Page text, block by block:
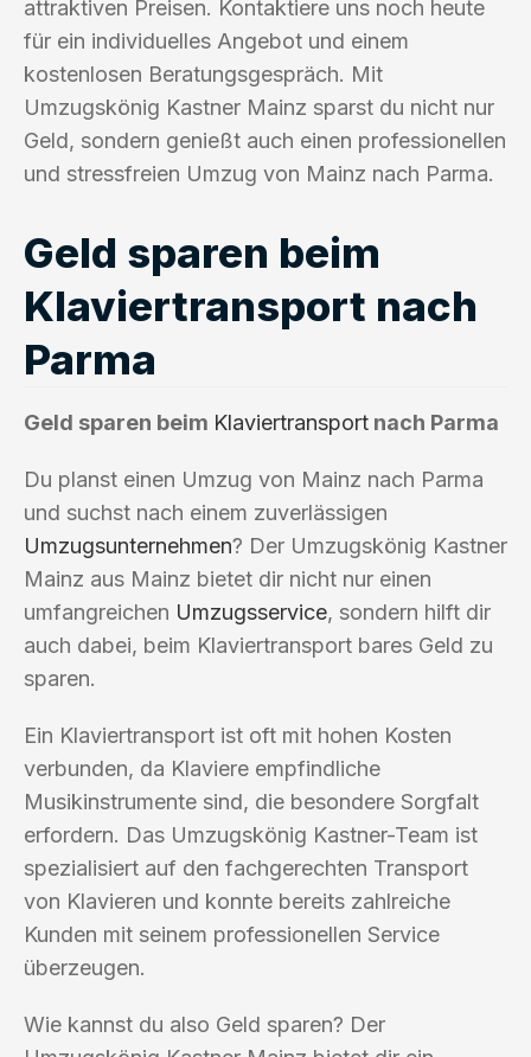
attraktiven Preisen. Kontaktiere uns noch heute
für ein individuelles Angebot und einem
kostenlosen Beratungsgespräch. Mit
Umzugskönig Kastner Mainz sparst du nicht nur
Geld, sondern genießt auch einen professionellen
und stressfreien Umzug von Mainz nach Parma.
Geld sparen beim
Klaviertransport nach
Parma
Geld sparen beim Klaviertransport nach Parma
Du planst einen Umzug von Mainz nach Parma
und suchst nach einem zuverlässigen
Umzugsunternehmen? Der Umzugskönig Kastner
Mainz aus Mainz bietet dir nicht nur einen
umfangreichen Umzugsservice, sondern hilft dir
auch dabei, beim Klaviertransport bares Geld zu
sparen.
Ein Klaviertransport ist oft mit hohen Kosten
verbunden, da Klaviere empfindliche
Musikinstrumente sind, die besondere Sorgfalt
erfordern. Das Umzugskönig Kastner-Team ist
spezialisiert auf den fachgerechten Transport
von Klavieren und konnte bereits zahlreiche
Kunden mit seinem professionellen Service
überzeugen.
Wie kannst du also Geld sparen? Der